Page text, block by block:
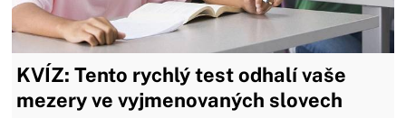
KVÍZ: Tento rychlý test odhalí vaše
mezery ve vyjmenovaných slovech